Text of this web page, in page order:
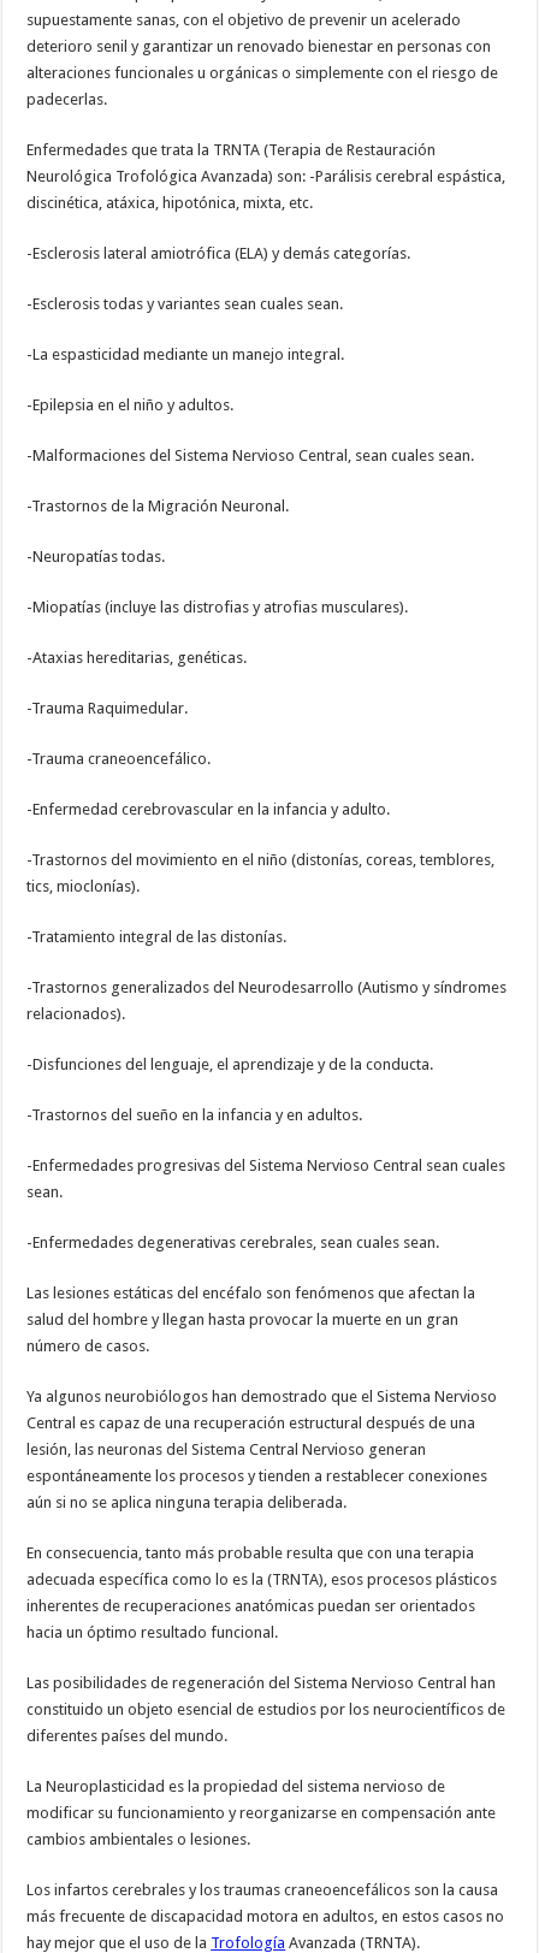
supuestamente sanas, con el objetivo de prevenir un acelerado
deterioro senil y garantizar un renovado bienestar en personas con
alteraciones funcionales u orgánicas o simplemente con el riesgo de
padecerlas.
Enfermedades que trata la TRNTA (Terapia de Restauración
Neurológica Trofológica Avanzada) son: -Parálisis cerebral espástica,
discinética, atáxica, hipotónica, mixta, etc.
-Esclerosis lateral amiotrófica (ELA) y demás categorías.
-Esclerosis todas y variantes sean cuales sean.
-La espasticidad mediante un manejo integral.
-Epilepsia en el niño y adultos.
-Malformaciones del Sistema Nervioso Central, sean cuales sean.
-Trastornos de la Migración Neuronal.
-Neuropatías todas.
-Miopatías (incluye las distrofias y atrofias musculares).
-Ataxias hereditarias, genéticas.
-Trauma Raquimedular.
-Trauma craneoencefálico.
-Enfermedad cerebrovascular en la infancia y adulto.
-Trastornos del movimiento en el niño (distonías, coreas, temblores,
tics, mioclonías).
-Tratamiento integral de las distonías.
-Trastornos generalizados del Neurodesarrollo (Autismo y síndromes
relacionados).
-Disfunciones del lenguaje, el aprendizaje y de la conducta.
-Trastornos del sueño en la infancia y en adultos.
-Enfermedades progresivas del Sistema Nervioso Central sean cuales
sean.
-Enfermedades degenerativas cerebrales, sean cuales sean.
Las lesiones estáticas del encéfalo son fenómenos que afectan la
salud del hombre y llegan hasta provocar la muerte en un gran
número de casos.
Ya algunos neurobiólogos han demostrado que el Sistema Nervioso
Central es capaz de una recuperación estructural después de una
lesión, las neuronas del Sistema Central Nervioso generan
espontáneamente los procesos y tienden a restablecer conexiones
aún si no se aplica ninguna terapia deliberada.
En consecuencia, tanto más probable resulta que con una terapia
adecuada específica como lo es la (TRNTA), esos procesos plásticos
inherentes de recuperaciones anatómicas puedan ser orientados
hacia un óptimo resultado funcional.
Las posibilidades de regeneración del Sistema Nervioso Central han
constituido un objeto esencial de estudios por los neurocientíficos de
diferentes países del mundo.
La Neuroplasticidad es la propiedad del sistema nervioso de
modificar su funcionamiento y reorganizarse en compensación ante
cambios ambientales o lesiones.
Los infartos cerebrales y los traumas craneoencefálicos son la causa
más frecuente de discapacidad motora en adultos, en estos casos no
hay mejor que el uso de la Trofología Avanzada (TRNTA).